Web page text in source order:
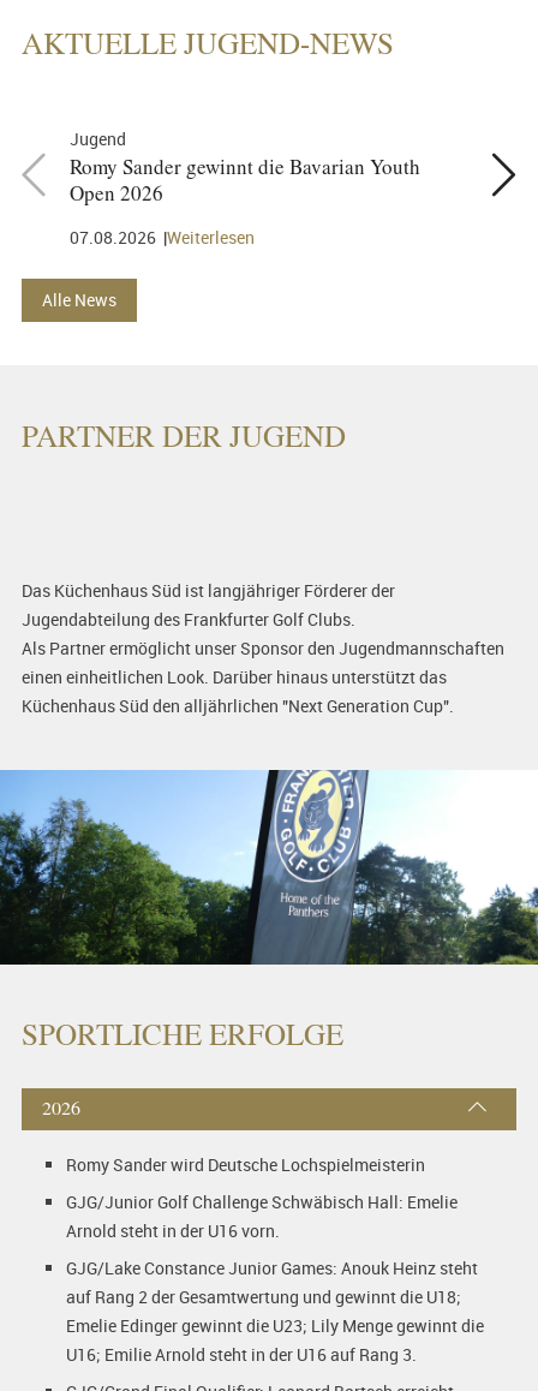
AKTUELLE JUGEND-NEWS
Jugend
Romy Sander gewinnt die Bavarian Youth
Open 2026
07.08.2026 Weiterlesen
Alle News
PARTNER DER JUGEND
Das Küchenhaus Süd ist langjähriger Förderer der
Jugendabteilung des Frankfurter Golf Clubs.
Als Partner ermöglicht unser Sponsor den Jugendmannschaften
einen einheitlichen Look. Darüber hinaus unterstützt das
Küchenhaus Süd den alljährlichen "Next Generation Cup".
SPORTLICHE ERFOLGE
2026
Romy Sander wird Deutsche Lochspielmeisterin
GJG/Junior Golf Challenge Schwäbisch Hall: Emelie
Arnold steht in der U16 vorn.
GJG/Lake Constance Junior Games: Anouk Heinz steht
auf Rang 2 der Gesamtwertung und gewinnt die U18;
Emelie Edinger gewinnt die U23; Lily Menge gewinnt die
U16; Emilie Arnold steht in der U16 auf Rang 3.